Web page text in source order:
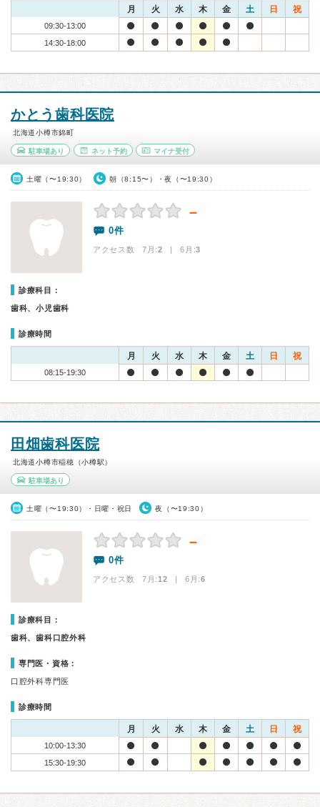
月 火 水 木 金 土 日 祝
09:30-13:00
14:30-18:00
かとう歯科医院
北海道小樽市錦町
駐車場あり ネット予約 マイナ受付
土曜（〜19:30） 朝（8:15〜）・夜（〜19:30）
－
0件
アクセス数 7月:2 | 6月:3
診療科目：
歯科、小児歯科
診療時間
月 火 水 木 金 土 日 祝
08:15-19:30
田畑歯科医院
北海道小樽市稲穂（小樽駅）
駐車場あり
土曜（〜19:30）・日曜・祝日 夜（〜19:30）
－
0件
アクセス数 7月:12 | 6月:6
診療科目：
歯科、歯科口腔外科
専門医・資格：
口腔外科専門医
診療時間
月 火 水 木 金 土 日 祝
10:00-13:30
15:30-19:30